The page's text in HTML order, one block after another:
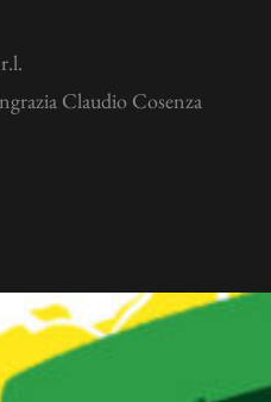
Claudio Cosenza